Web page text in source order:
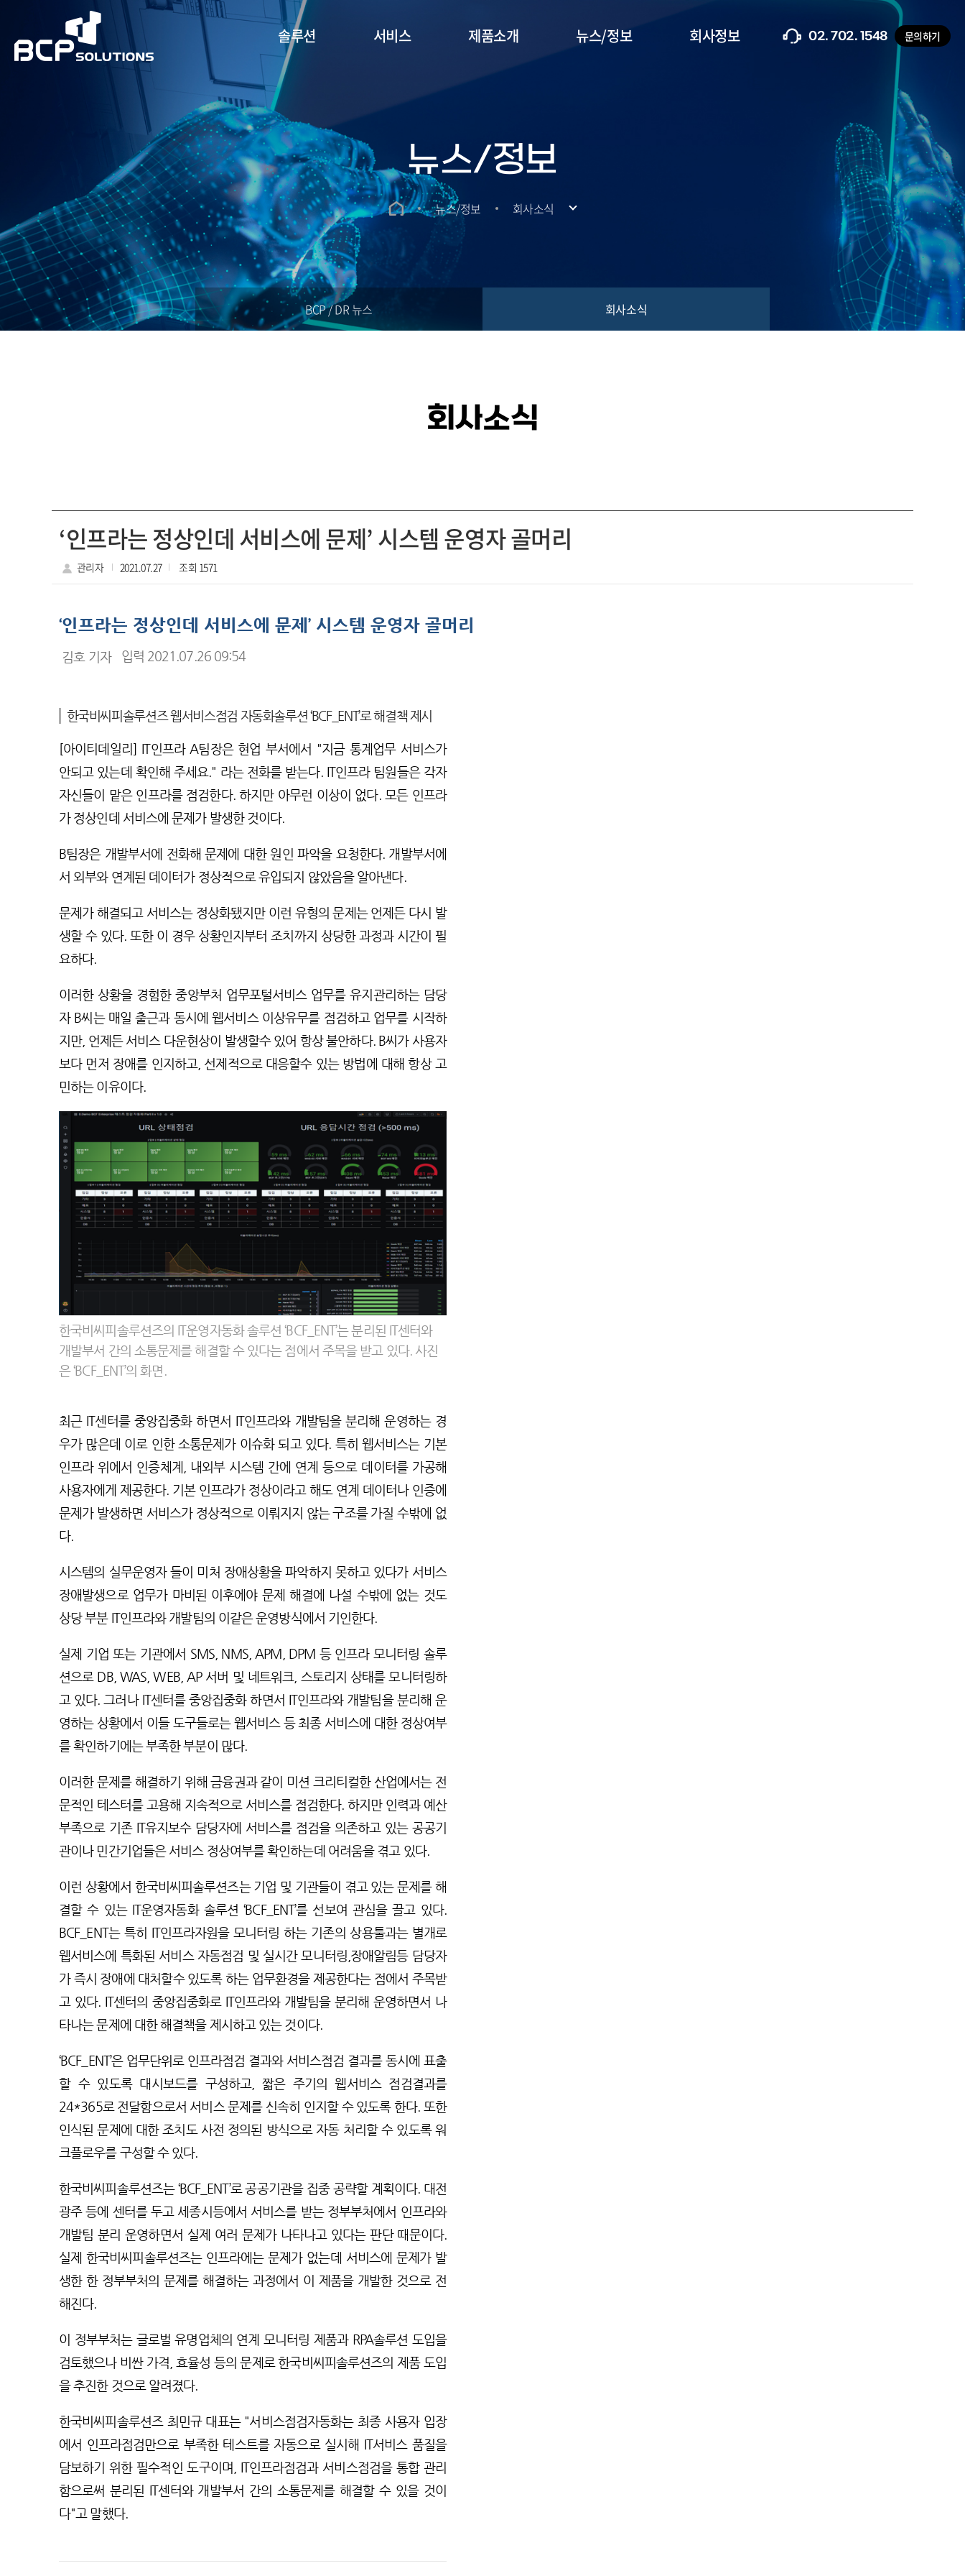
솔루션 서비스 제품소개 뉴스/정보 회사정보 02. 702. 1548 문의하기
뉴스/정보
뉴스/정보 회사소식
BCP / DR 뉴스 회사소식
회사소식
‘인프라는 정상인데 서비스에 문제’ 시스템 운영자 골머리
관리자 2021.07.27 조회 1571
‘인프라는 정상인데 서비스에 문제’ 시스템 운영자 골머리
기
자
김호 기자 입력 2021.07.26 09:54
한국비씨피솔루션즈 웹서비스점검 자동화솔루션 ‘BCF_ENT’로 해결책 제시
[아이티데일리] IT인프라 A팀장은 현업 부서에서 "지금 통계업무 서비스가
안되고 있는데 확인해 주세요." 라는 전화를 받는다. IT인프라 팀원들은 각자
자신들이 맡은 인프라를 점검한다. 하지만 아무런 이상이 없다. 모든 인프라
가 정상인데 서비스에 문제가 발생한 것이다.
B팀장은 개발부서에 전화해 문제에 대한 원인 파악을 요청한다. 개발부서에
서 외부와 연계된 데이터가 정상적으로 유입되지 않았음을 알아낸다.
문제가 해결되고 서비스는 정상화됐지만 이런 유형의 문제는 언제든 다시 발
생할 수 있다. 또한 이 경우 상황인지부터 조치까지 상당한 과정과 시간이 필
요하다.
이러한 상황을 경험한 중앙부처 업무포털서비스 업무를 유지관리하는 담당
자 B씨는 매일 출근과 동시에 웹서비스 이상유무를 점검하고 업무를 시작하
지만, 언제든 서비스 다운현상이 발생할수 있어 항상 불안하다. B씨가 사용자
보다 먼저 장애를 인지하고, 선제적으로 대응할수 있는 방법에 대해 항상 고
민하는 이유이다.
한국비씨피솔루션즈의 IT운영자동화 솔루션 ‘BCF_ENT’는 분리된 IT센터와
개발부서 간의 소통문제를 해결할 수 있다는 점에서 주목을 받고 있다. 사진
은 ‘BCF_ENT’의 화면.
최근 IT센터를 중앙집중화 하면서 IT인프라와 개발팀을 분리해 운영하는 경
우가 많은데 이로 인한 소통문제가 이슈화 되고 있다. 특히 웹서비스는 기본
인프라 위에서 인증체계, 내외부 시스템 간에 연계 등으로 데이터를 가공해
사용자에게 제공한다. 기본 인프라가 정상이라고 해도 연계 데이터나 인증에
문제가 발생하면 서비스가 정상적으로 이뤄지지 않는 구조를 가질 수밖에 없
다.
시스템의 실무운영자 들이 미처 장애상황을 파악하지 못하고 있다가 서비스
장애발생으로 업무가 마비된 이후에야 문제 해결에 나설 수밖에 없는 것도
상당 부분 IT인프라와 개발팀의 이같은 운영방식에서 기인한다.
실제 기업 또는 기관에서 SMS, NMS, APM, DPM 등 인프라 모니터링 솔루
션으로 DB, WAS, WEB, AP 서버 및 네트워크, 스토리지 상태를 모니터링하
고 있다. 그러나 IT센터를 중앙집중화 하면서 IT인프라와 개발팀을 분리해 운
영하는 상황에서 이들 도구들로는 웹서비스 등 최종 서비스에 대한 정상여부
를 확인하기에는 부족한 부분이 많다.
이러한 문제를 해결하기 위해 금융권과 같이 미션 크리티컬한 산업에서는 전
문적인 테스터를 고용해 지속적으로 서비스를 점검한다. 하지만 인력과 예산
부족으로 기존 IT유지보수 담당자에 서비스를 점검을 의존하고 있는 공공기
관이나 민간기업들은 서비스 정상여부를 확인하는데 어려움을 겪고 있다.
이런 상황에서 한국비씨피솔루션즈는 기업 및 기관들이 겪고 있는 문제를 해
결할 수 있는 IT운영자동화 솔루션 ‘BCF_ENT’를 선보여 관심을 끌고 있다.
BCF_ENT는 특히 IT인프라자원을 모니터링 하는 기존의 상용툴과는 별개로
웹서비스에 특화된 서비스 자동점검 및 실시간 모니터링,장애알림등 담당자
가 즉시 장애에 대처할수 있도록 하는 업무환경을 제공한다는 점에서 주목받
고 있다. IT센터의 중앙집중화로 IT인프라와 개발팀을 분리해 운영하면서 나
타나는 문제에 대한 해결책을 제시하고 있는 것이다.
‘BCF_ENT’은 업무단위로 인프라점검 결과와 서비스점검 결과를 동시에 표출
할 수 있도록 대시보드를 구성하고, 짧은 주기의 웹서비스 점검결과를
24*365로 전달함으로서 서비스 문제를 신속히 인지할 수 있도록 한다. 또한
인식된 문제에 대한 조치도 사전 정의된 방식으로 자동 처리할 수 있도록 워
크플로우를 구성할 수 있다.
한국비씨피솔루션즈는 ‘BCF_ENT’로 공공기관을 집중 공략할 계획이다. 대전
광주 등에 센터를 두고 세종시등에서 서비스를 받는 정부부처에서 인프라와
개발팀 분리 운영하면서 실제 여러 문제가 나타나고 있다는 판단 때문이다.
실제 한국비씨피솔루션즈는 인프라에는 문제가 없는데 서비스에 문제가 발
생한 한 정부부처의 문제를 해결하는 과정에서 이 제품을 개발한 것으로 전
해진다.
이 정부부처는 글로벌 유명업체의 연계 모니터링 제품과 RPA솔루션 도입을
검토했으나 비싼 가격, 효율성 등의 문제로 한국비씨피솔루션즈의 제품 도입
을 추진한 것으로 알려졌다.
한국비씨피솔루션즈 최민규 대표는 "서비스점검자동화는 최종 사용자 입장
에서 인프라점검만으로 부족한 테스트를 자동으로 실시해 IT서비스 품질을
담보하기 위한 필수적인 도구이며, IT인프라점검과 서비스점검을 통합 관리
함으로써 분리된 IT센터와 개발부서 간의 소통문제를 해결할 수 있을 것이
다"고 말했다.